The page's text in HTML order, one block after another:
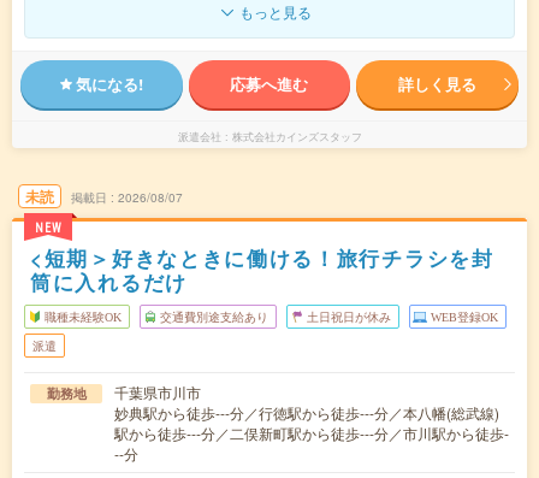
もっと見る
気になる! 応募へ進む 詳しく見る
派遣会社 株式会社カインズスタッフ
未読
NEW
掲載日 2026/08/07
<短期＞好きなときに働ける！旅行チラシを封
筒に入れるだけ
職種未経験OK 交通費別途支給あり 土日祝日が休み WEB登録OK
派遣
勤務地
千葉県市川市
妙典駅から徒歩---分／行徳駅から徒歩---分／本八幡(総武線)
駅から徒歩---分／二俣新町駅から徒歩---分／市川駅から徒歩-
--分